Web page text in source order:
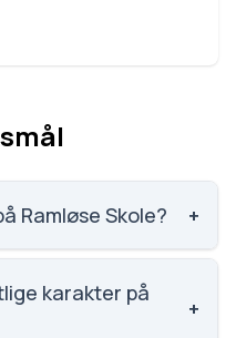
Ramløse Skole? +
hvilket gør den til
karakter på
+